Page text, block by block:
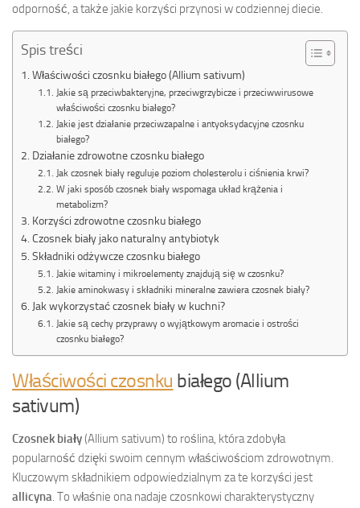
odporność, a także jakie korzyści przynosi w codziennej diecie.
Spis treści
Właściwości czosnku białego (Allium sativum)
Jakie są przeciwbakteryjne, przeciwgrzybicze i przeciwwirusowe
właściwości czosnku białego?
Jakie jest działanie przeciwzapalne i antyoksydacyjne czosnku
białego?
Działanie zdrowotne czosnku białego
Jak czosnek biały reguluje poziom cholesterolu i ciśnienia krwi?
W jaki sposób czosnek biały wspomaga układ krążenia i
metabolizm?
Korzyści zdrowotne czosnku białego
Czosnek biały jako naturalny antybiotyk
Składniki odżywcze czosnku białego
Jakie witaminy i mikroelementy znajdują się w czosnku?
Jakie aminokwasy i składniki mineralne zawiera czosnek biały?
Jak wykorzystać czosnek biały w kuchni?
Jakie są cechy przyprawy o wyjątkowym aromacie i ostrości
czosnku białego?
Właściwości czosnku białego (Allium
sativum)
Czosnek biały(Allium sativum) to roślina, która zdobyła
popularność dzięki swoim cennym właściwościom zdrowotnym.
Kluczowym składnikiem odpowiedzialnym za te korzyści jest
allicyna. To właśnie ona nadaje czosnkowi charakterystyczny